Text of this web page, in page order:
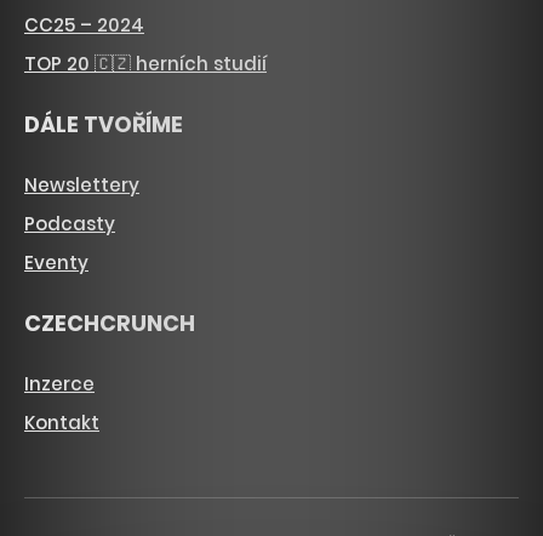
CC25 – 2024
TOP 20 🇨🇿 herních studií
DÁLE TVOŘÍME
Newslettery
Podcasty
Eventy
CZECHCRUNCH
Inzerce
Kontakt